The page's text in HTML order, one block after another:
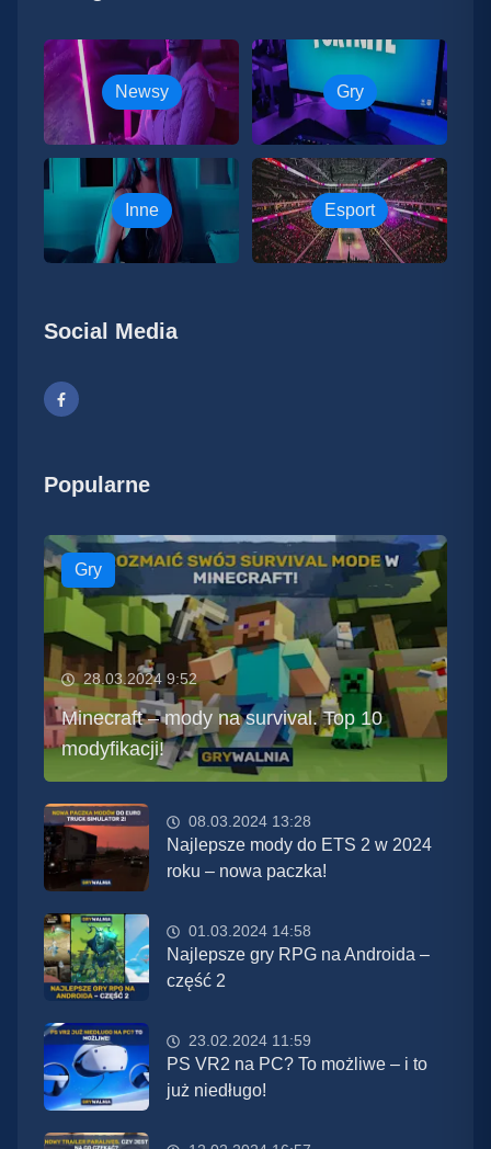
Newsy Gry
Inne Esport
Social Media
Popularne
Gry
28.03.2024 9:52
Minecraft – mody na survival. Top 10
modyfikacji!
08.03.2024 13:28
Najlepsze mody do ETS 2 w 2024
roku – nowa paczka!
01.03.2024 14:58
Najlepsze gry RPG na Androida –
część 2
23.02.2024 11:59
PS VR2 na PC? To możliwe – i to
już niedługo!